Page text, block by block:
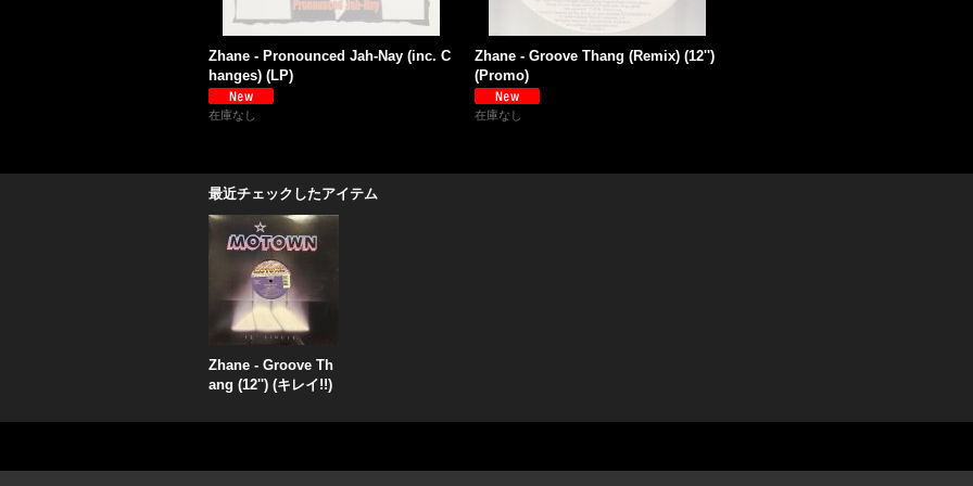
Zhane - Pronounced Jah-Nay (inc. C
hanges) (LP)
在庫なし
Zhane - Groove Thang (Remix) (12'')
(Promo)
在庫なし
最近チェックしたアイテム
Zhane - Groove Th
ang (12'') (キレイ!!)